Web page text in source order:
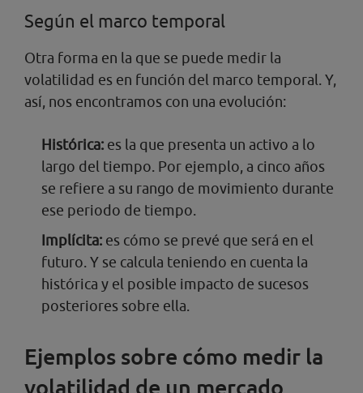
Según el marco temporal
Otra forma en la que se puede medir la
volatilidad es en función del marco temporal. Y,
así, nos encontramos con una evolución:
Histórica: es la que presenta un activo a lo
largo del tiempo. Por ejemplo, a cinco años
se refiere a su rango de movimiento durante
ese periodo de tiempo.
Implícita: es cómo se prevé que será en el
futuro. Y se calcula teniendo en cuenta la
histórica y el posible impacto de sucesos
posteriores sobre ella.
Ejemplos sobre cómo medir la
volatilidad de un mercado